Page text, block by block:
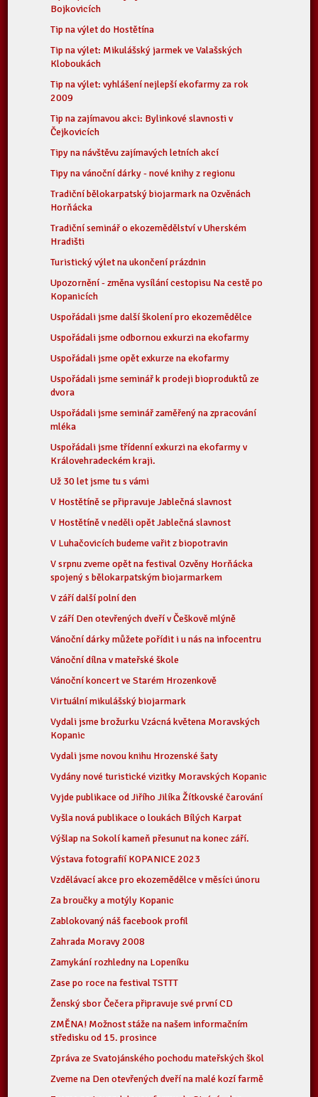
Bojkovicích
Tip na výlet do Hostětína
Tip na výlet: Mikulášský jarmek ve Valašských
Kloboukách
Tip na výlet: vyhlášení nejlepší ekofarmy za rok
2009
Tip na zajímavou akci: Bylinkové slavnosti v
Čejkovicích
Tipy na návštěvu zajímavých letních akcí
Tipy na vánoční dárky - nové knihy z regionu
Tradiční bělokarpatský biojarmark na Ozvěnách
Horňácka
Tradiční seminář o ekozemědělství v Uherském
Hradišti
Turistický výlet na ukončení prázdnin
Upozornění - změna vysílání cestopisu Na cestě po
Kopanicích
Uspořádali jsme další školení pro ekozemědělce
Uspořádali jsme odbornou exkurzi na ekofarmy
Uspořádali jsme opět exkurze na ekofarmy
Uspořádali jsme seminář k prodeji bioproduktů ze
dvora
Uspořádali jsme seminář zaměřený na zpracování
mléka
Uspořádali jsme třídenní exkurzi na ekofarmy v
Královehradeckém kraji.
Už 30 let jsme tu s vámi
V Hostětíně se připravuje Jablečná slavnost
V Hostětíně v neděli opět Jablečná slavnost
V Luhačovicích budeme vařit z biopotravin
V srpnu zveme opět na festival Ozvěny Horňácka
spojený s bělokarpatským biojarmarkem
V září další polní den
V září Den otevřených dveří v Češkově mlýně
Vánoční dárky můžete pořídit i u nás na infocentru
Vánoční dílna v mateřské škole
Vánoční koncert ve Starém Hrozenkově
Virtuální mikulášský biojarmark
Vydali jsme brožurku Vzácná květena Moravských
Kopanic
Vydali jsme novou knihu Hrozenské šaty
Vydány nové turistické vizitky Moravských Kopanic
Vyjde publikace od Jiřího Jilíka Žítkovské čarování
Vyšla nová publikace o loukách Bílých Karpat
Výšlap na Sokolí kameň přesunut na konec září.
Výstava fotografií KOPANICE 2023
Vzdělávací akce pro ekozemědělce v měsíci únoru
Za broučky a motýly Kopanic
Zablokovaný náš facebook profil
Zahrada Moravy 2008
Zamykání rozhledny na Lopeníku
Zase po roce na festival TSTTT
Ženský sbor Čečera připravuje své první CD
ZMĚNA! Možnost stáže na našem informačním
středisku od 15. prosince
Zpráva ze Svatojánského pochodu mateřských škol
Zveme na Den otevřených dveří na malé kozí farmě